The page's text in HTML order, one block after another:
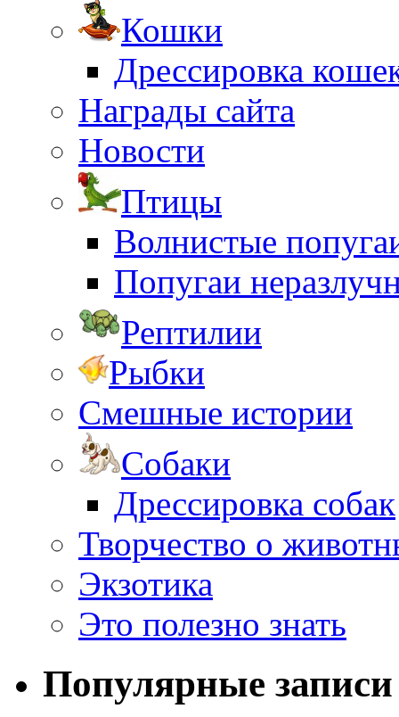
Кошки
Дрессировка
Награды сайта
Новости
Птицы
Волнистые
Попугаи
Рептилии
Рыбки
Смешные истории
Собаки
Дрессировка собак
Творчество о
Экзотика
Это полезно знать
Популярные записи